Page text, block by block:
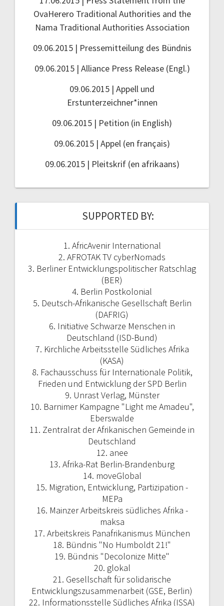
OvaHerero Traditional Authorities and the
Nama Traditional Authorities Association
09.06.2015 | Pressemitteilung des Bündnis
09.06.2015 | Alliance Press Release (Engl.)
09.06.2015 | Appell und
Erstunterzeichner*innen
09.06.2015 | Petition (in English)
09.06.2015 | Appel (en français)
09.06.2015 | Pleitskrif (en afrikaans)
SUPPORTED BY:
1. AfricAvenir International
2. AFROTAK TV cyberNomads
3. Berliner Entwicklungspolitischer Ratschlag
(BER)
4. Berlin Postkolonial
5. Deutsch-Afrikanische Gesellschaft Berlin
(DAFRIG)
6. Initiative Schwarze Menschen in
Deutschland (ISD-Bund)
7. Kirchliche Arbeitsstelle Südliches Afrika
(KASA)
8. Fachausschuss für Internationale Politik,
Frieden und Entwicklung der SPD Berlin
9. Unrast Verlag, Münster
10. Barnimer Kampagne "Light me Amadeu",
Eberswalde
11. Zentralrat der Afrikanischen Gemeinde in
Deutschland
12. anee
13. Afrika-Rat Berlin-Brandenburg
14. moveGlobal
15. Migration, Entwicklung, Partizipation -
MEPa
16. Mainzer Arbeitskreis südliches Afrika -
maksa
17. Arbeitskreis Panafrikanismus München
18. Bündnis "No Humboldt 21!"
19. Bündnis "Decolonize Mitte"
20. glokal
21. Gesellschaft für solidarische
Entwicklungszusammenarbeit (GSE, Berlin)
22. Informationsstelle Südliches Afrika (ISSA)